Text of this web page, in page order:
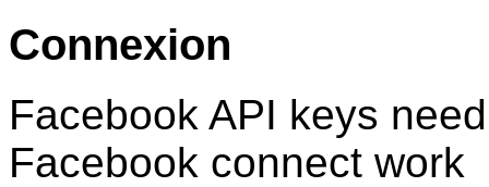
Connexion
Facebook API keys
Facebook connect work